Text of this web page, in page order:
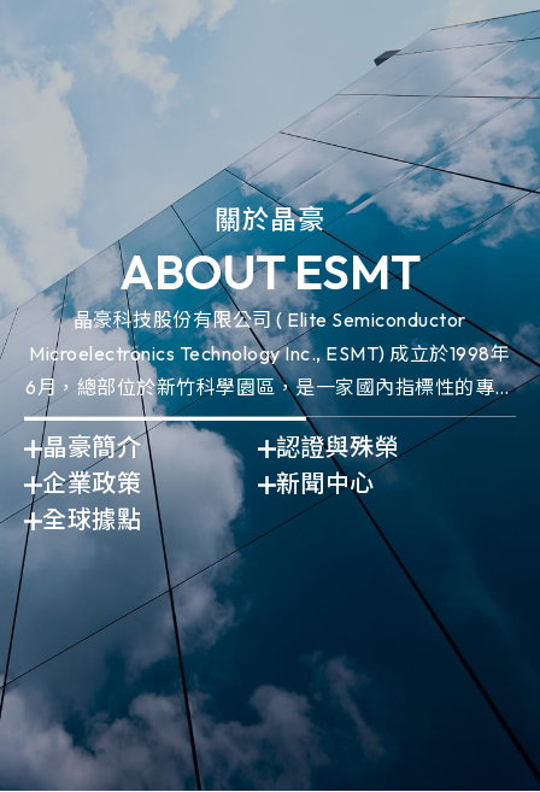
關於晶豪
ABOUT ESMT
晶豪科技股份有限公司 ( Elite Semiconductor
Microelectronics Technology Inc., ESMT) 成立於1998年
6月，總部位於新竹科學園區，是一家國內指標性的專業
IC設計領導廠商。
晶豪簡介
認證與殊榮
企業政策
新聞中心
全球據點